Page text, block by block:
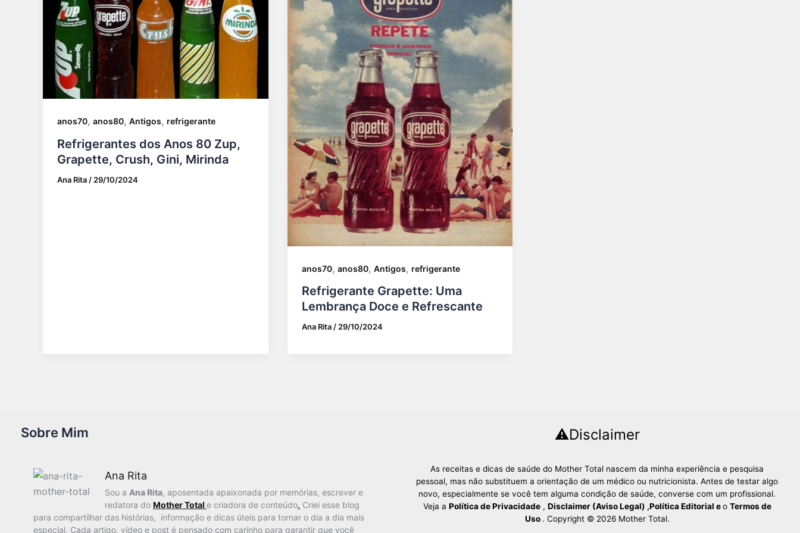
anos70, anos80, Antigos, refrigerante
Refrigerantes dos Anos 80 Zup,
Grapette, Crush, Gini, Mirinda
Ana Rita / 29/10/2024
anos70, anos80, Antigos, refrigerante
Refrigerante Grapette: Uma
Lembrança Doce e Refrescante
Ana Rita/29/10/2024
Sobre Mim
Ana Rita
Sou a Ana Rita, aposentada apaixonada por memórias, escrever e
redatora do Mother Total e criadora de conteúdo. Criei esse blog
para compartilhar das histórias, informação e dicas úteis para tornar o dia a dia mais
especial. Cada artigo, vídeo e post é pensado com carinho para garantir que você
⚠️Disclaimer
As receitas e dicas de saúde do Mother Total nascem da minha experiência e pesquisa
pessoal, mas não substituem a orientação de um médico ou nutricionista. Antes de testar algo
novo, especialmente se você tem alguma condição de saúde, converse com um profissional.
Veja a Política de Privacidade, Disclaimer (Aviso Legal) ,Política Editorial eo Termos de
Uso . Copyright © 2026 Mother Total.